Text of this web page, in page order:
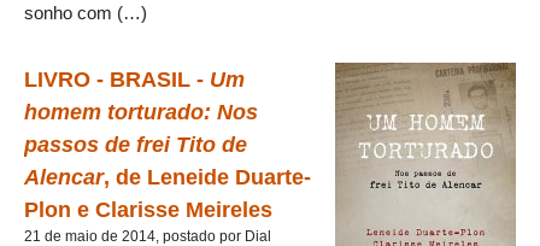
sonho com (…)
LIVRO - BRASIL - Um
homem torturado: Nos
passos de frei Tito de
Alencar, de Leneide Duarte-
Plon e Clarisse Meireles
21 de maio de 2014, postado por Dial